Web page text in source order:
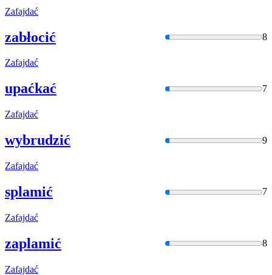
Zafajdać
zabłocić 8
Zafajdać
upaćkać 7
Zafajdać
wybrudzić 9
Zafajdać
splamić 7
Zafajdać
zaplamić 8
Zafajdać